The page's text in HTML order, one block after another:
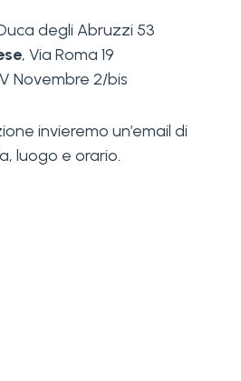
degli Abruzzi 53
, Via Roma 19
Novembre 2/bis
invieremo un’email di
luogo e orario.